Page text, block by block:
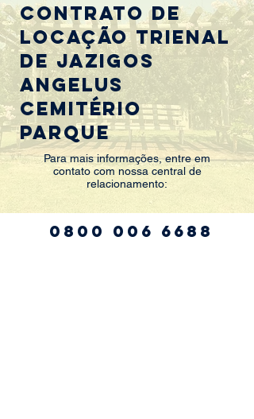
Contrato de
Locação Trienal
de Jazigos
Angelus
Cemitério
Parque
Para mais informações, entre em
contato com nossa central de
relacionamento:
0800 006 6688